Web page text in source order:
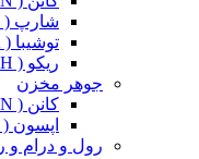
شارپ ( SHARP )
توشیبا ( TOSHIBA )
ریکو ( RICOH )
جوهر مخزن
کانن ( CANON )
اپسون ( EPSON )
رول و درام و